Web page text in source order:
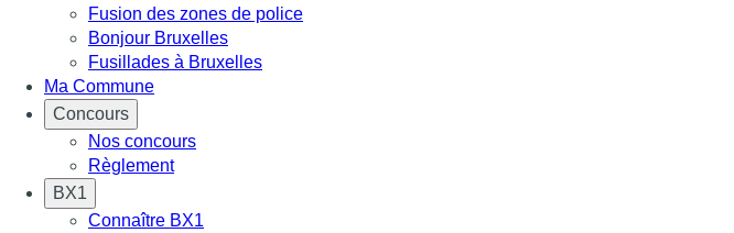
Fusion des zones de police
Bonjour Bruxelles
Fusillades à Bruxelles
Ma Commune
Concours
Nos concours
Règlement
BX1
Connaître BX1